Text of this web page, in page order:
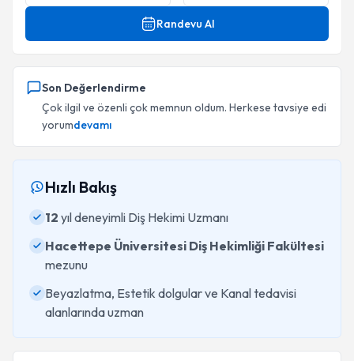
Randevu Al
Son Değerlendirme
Çok ilgil ve özenli çok memnun oldum. Herkese tavsiye edi
yorumdevamı
Hızlı Bakış
12 yıl deneyimli Diş Hekimi Uzmanı
Hacettepe Üniversitesi Diş Hekimliği Fakültesi
mezunu
Beyazlatma, Estetik dolgular ve Kanal tedavisi
alanlarında uzman